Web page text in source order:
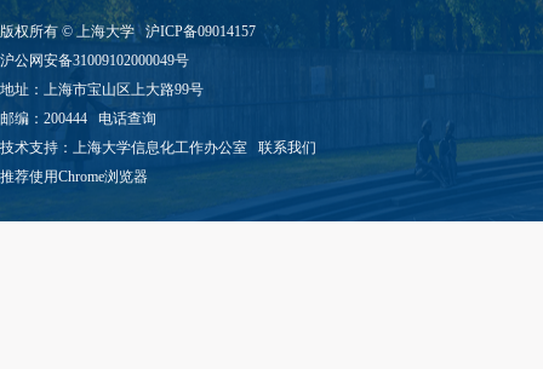
版权所有 ©上海大学
沪ICP备09014157
沪公网安备31009102000049号
地址：上海市宝山区上大路99号
邮编：200444 电话查询
技术支持： 上海大学信息化工作办公室 联系我们
推荐使用Chrome浏览器